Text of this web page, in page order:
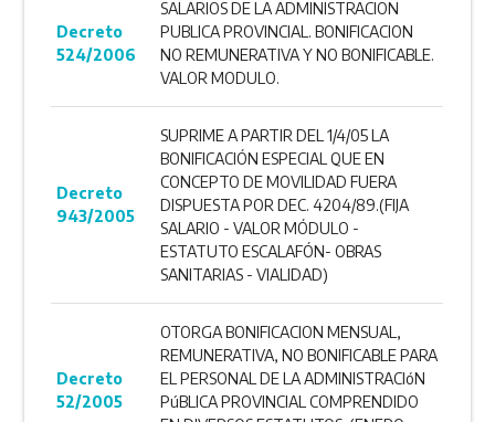
Decreto
524/2006
SALARIOS DE LA ADMINISTRACION
PUBLICA PROVINCIAL. BONIFICACION
NO REMUNERATIVA Y NO BONIFICABLE.
VALOR MODULO.
Decreto
943/2005
SUPRIME A PARTIR DEL 1/4/05 LA
BONIFICACIÓN ESPECIAL QUE EN
CONCEPTO DE MOVILIDAD FUERA
DISPUESTA POR DEC. 4204/89.(FIJA
SALARIO - VALOR MÓDULO -
ESTATUTO ESCALAFÓN- OBRAS
SANITARIAS - VIALIDAD)
Decreto
52/2005
OTORGA BONIFICACION MENSUAL,
REMUNERATIVA, NO BONIFICABLE PARA
EL PERSONAL DE LA ADMINISTRACIóN
PúBLICA PROVINCIAL COMPRENDIDO